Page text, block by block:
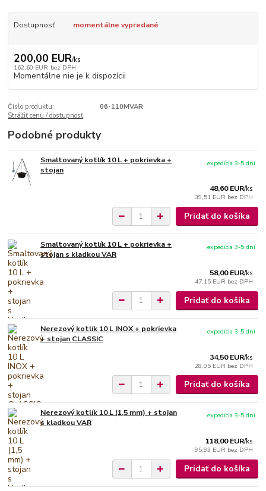
Dostupnosť momentálne vypredané
200,00 EUR/ks
162,60 EUR bez DPH
Momentálne nie je k dispozícii
Číslo produktu:
06-110MVAR
Strážiť cenu / dostupnosť
Podobné produkty
Smaltovaný kotlík 10 L + pokrievka +
stojan
48,60 EUR/ks
39,51 EUR bez DPH
expedícia 3-5 dní
Pridať do košíka
Smaltovaný kotlík 10 L + pokrievka +
stojan s kladkou VAR
58,00 EUR/ks
47,15 EUR bez DPH
expedícia 3-5 dní
Pridať do košíka
Nerezový kotlík 10 L INOX + pokrievka
+ stojan CLASSIC
34,50 EUR/ks
28,05 EUR bez DPH
expedícia 3-5 dní
Pridať do košíka
Nerezový kotlík 10 L (1,5 mm) + stojan
s kladkou VAR
118,00 EUR/ks
95,93 EUR bez DPH
expedícia 3-5 dní
Pridať do košíka